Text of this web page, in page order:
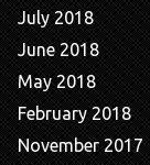
July 2018
June 2018
May 2018
February 2018
November 2017